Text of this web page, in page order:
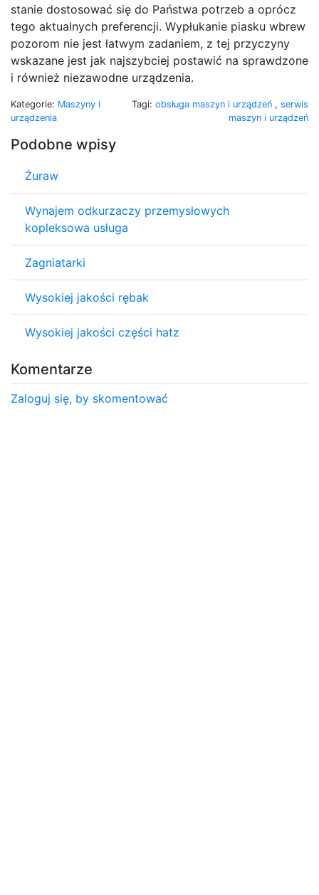
stanie dostosować się do Państwa potrzeb a oprócz
tego aktualnych preferencji. Wypłukanie piasku wbrew
pozorom nie jest łatwym zadaniem, z tej przyczyny
wskazane jest jak najszybciej postawić na sprawdzone
i również niezawodne urządzenia.
Kategorie: Maszyny i
urządzenia
Tagi: obsługa maszyn i urządzeń , serwis
maszyn i urządzeń
Podobne wpisy
Żuraw
Wynajem odkurzaczy przemysłowych
kopleksowa usługa
Zagniatarki
Wysokiej jakości rębak
Wysokiej jakości części hatz
Komentarze
Zaloguj się, by skomentować